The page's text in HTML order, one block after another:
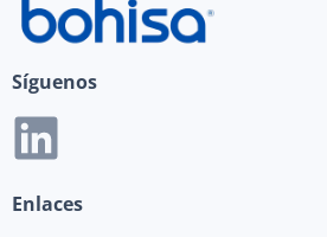
Síguenos
Enlaces